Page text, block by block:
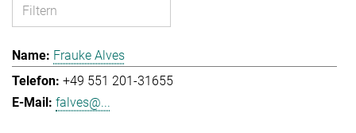
Frauke Alves
+49 551 201-31655
falves@...